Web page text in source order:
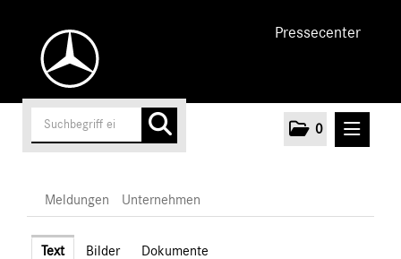
Pressecenter
0
Unternehmen
Meldungen Unternehmen
Text Bilder Dokumente